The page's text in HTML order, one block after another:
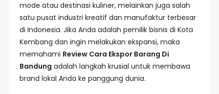
mode atau destinasi kuliner, melainkan juga salah
satu pusat industri kreatif dan manufaktur terbesar
di Indonesia. Jika Anda adalah pemilik bisnis di Kota
Kembang dan ingin melakukan ekspansi, maka
memahami Review Cara Ekspor Barang Di
Bandung adalah langkah krusial untuk membawa
brand lokal Anda ke panggung dunia.